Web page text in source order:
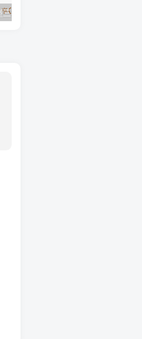
期（无秘）